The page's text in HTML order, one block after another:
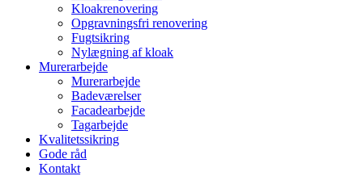
Kloakrenovering
Opgravningsfri renovering
Fugtsikring
Nylægning af kloak
Murerarbejde
Murerarbejde
Badeværelser
Facadearbejde
Tagarbejde
Kvalitetssikring
Gode råd
Kontakt